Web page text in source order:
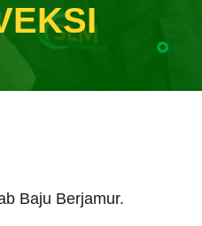
Baju Berjamur.